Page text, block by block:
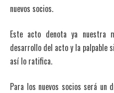
nuevos socios.
Este acto denota ya nuestra
desarrollo del acto y la palpable
así lo ratifica.
Para los nuevos socios será